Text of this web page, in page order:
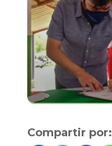
Compartir por: